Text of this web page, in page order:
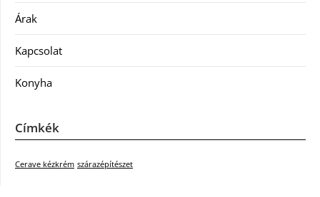
Árak
Kapcsolat
Konyha
Címkék
Cerave kézkrém szárazépítészet